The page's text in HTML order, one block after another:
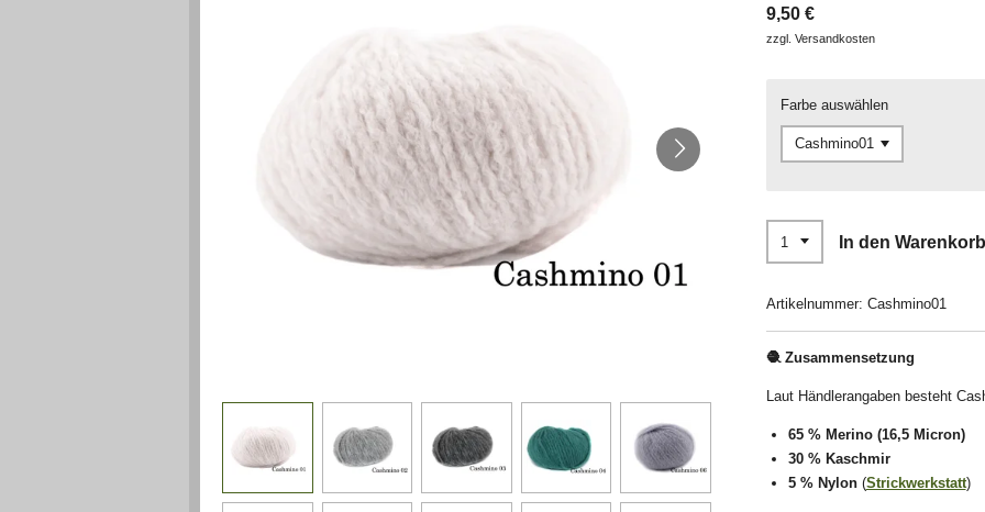
9,50 €
zzgl. Versandkosten
Farbe auswählen
In den
Artikelnummer: Cashmino01
🧶Zusammensetzung
Laut Händlerangaben besteht
65 % Merino (16,5 Micron)
30 % Kaschmir
5 % Nylon(Strickwerkstatt)